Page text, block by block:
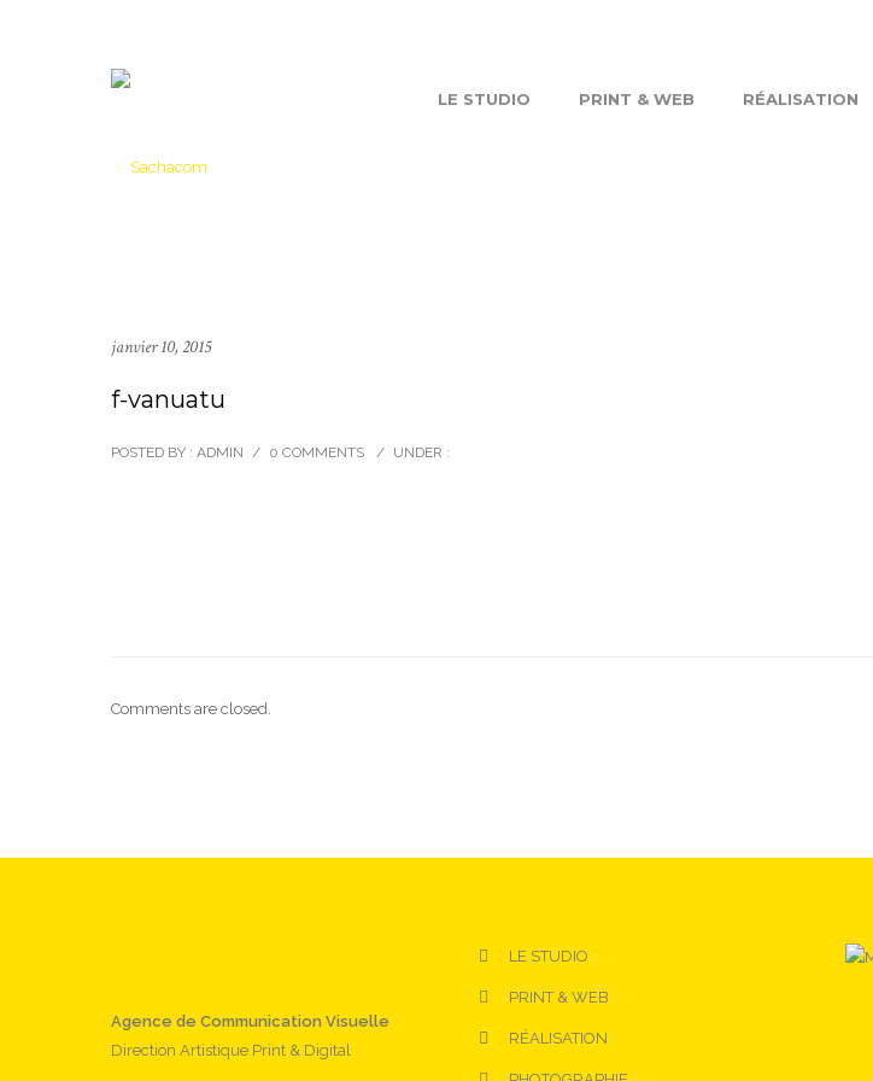
LE STUDIO PRINT & WEB RÉALISATION
janvier 10, 2015
f-vanuatu
POSTED BY : ADMIN / 0 COMMENTS / UNDER :
Comments are closed.
Agence de Communication Visuelle
Direction Artistique Print & Digital
LE STUDIO
PRINT & WEB
RÉALISATION